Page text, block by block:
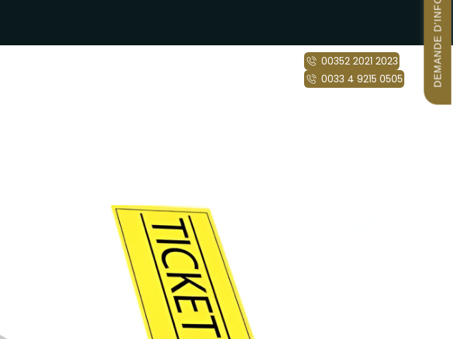
00352 2021 2023
0033 4 9215 0505